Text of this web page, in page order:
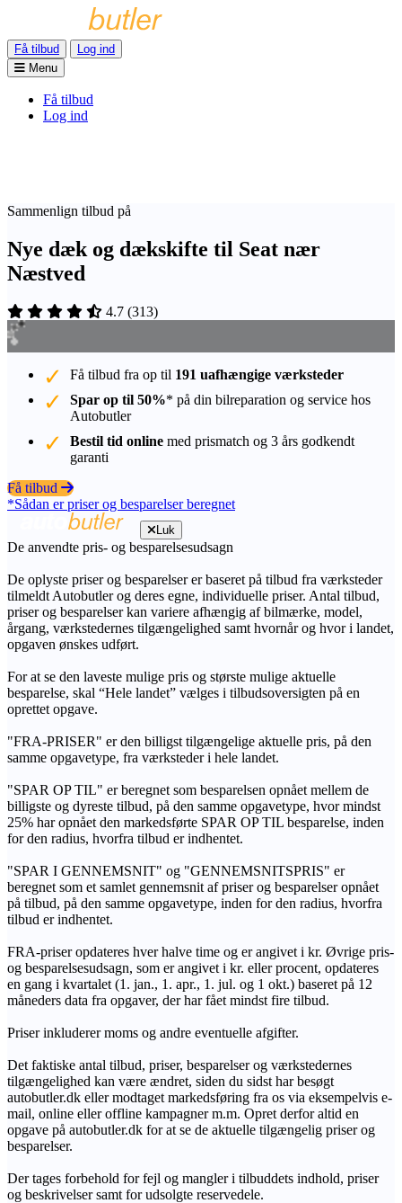
Få tilbud
Log ind
Menu
Få tilbud
Log ind
Sammenlign tilbud på
Nye dæk og dækskifte til Seat nær
Næstved
4.7 (313)
Få tilbud fra op til 191 uafhængige værksteder
Spar op til 50%* på din bilreparation og service hos
Autobutler
Bestil tid online med prismatch og 3 års godkendt
garanti
Få tilbud
*Sådan er priser og besparelser beregnet
Luk
De anvendte pris- og besparelsesudsagn
De oplyste priser og besparelser er baseret på tilbud fra værksteder
tilmeldt Autobutler og deres egne, individuelle priser. Antal tilbud,
priser og besparelser kan variere afhængig af bilmærke, model,
årgang, værkstedernes tilgængelighed samt hvornår og hvor i landet,
opgaven ønskes udført.
For at se den laveste mulige pris og største mulige aktuelle
besparelse, skal “Hele landet” vælges i tilbudsoversigten på en
oprettet opgave.
"FRA-PRISER" er den billigst tilgængelige aktuelle pris, på den
samme opgavetype, fra værksteder i hele landet.
"SPAR OP TIL" er beregnet som besparelsen opnået mellem de
billigste og dyreste tilbud, på den samme opgavetype, hvor mindst
25% har opnået den markedsførte SPAR OP TIL besparelse, inden
for den radius, hvorfra tilbud er indhentet.
"SPAR I GENNEMSNIT" og "GENNEMSNITSPRIS" er
beregnet som et samlet gennemsnit af priser og besparelser opnået
på tilbud, på den samme opgavetype, inden for den radius, hvorfra
tilbud er indhentet.
FRA-priser opdateres hver halve time og er angivet i kr. Øvrige pris-
og besparelsesudsagn, som er angivet i kr. eller procent, opdateres
en gang i kvartalet (1. jan., 1. apr., 1. jul. og 1 okt.) baseret på 12
måneders data fra opgaver, der har fået mindst fire tilbud.
Priser inkluderer moms og andre eventuelle afgifter.
Det faktiske antal tilbud, priser, besparelser og værkstedernes
tilgængelighed kan være ændret, siden du sidst har besøgt
autobutler.dk eller modtaget markedsføring fra os via eksempelvis e-
mail, online eller offline kampagner m.m. Opret derfor altid en
opgave på autobutler.dk for at se de aktuelle tilgængelig priser og
besparelser.
Der tages forbehold for fejl og mangler i tilbuddets indhold, priser
og beskrivelser samt for udsolgte reservedele.